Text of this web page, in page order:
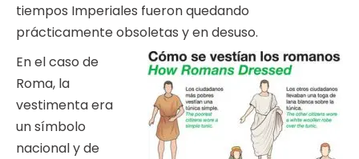
tiempos Imperiales fueron quedando
prácticamente obsoletas y en desuso.
En el caso de
Roma, la
vestimenta era
un símbolo
nacional y de